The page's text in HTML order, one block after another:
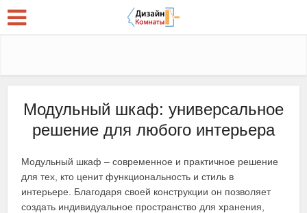
Модульный шкаф: универсальное
решение для любого интерьера
Модульный шкаф – современное и практичное решение
для тех, кто ценит функциональность и стиль в
интерьере. Благодаря своей конструкции он позволяет
создать индивидуальное пространство для хранения,